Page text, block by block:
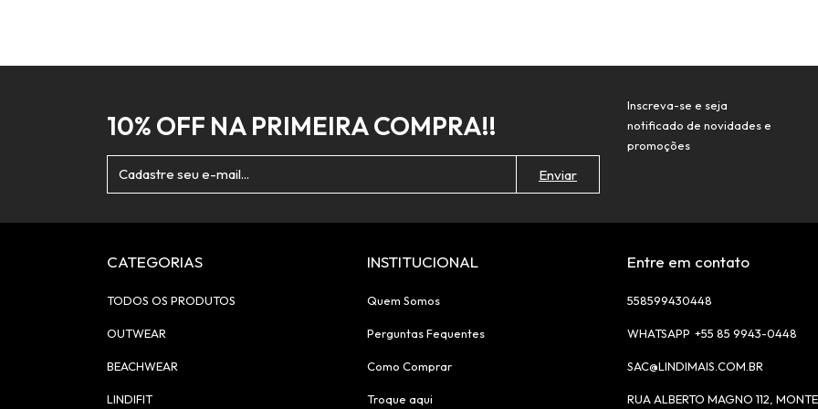
10% OFF NA PRIMEIRA COMPRA!!
Inscreva-se e seja
notificado de novidades e
promoções
CATEGORIAS
TODOS OS PRODUTOS
OUTWEAR
BEACHWEAR
LINDIFIT
INSTITUCIONAL
Quem Somos
Perguntas Fequentes
Como Comprar
Troque aqui
Entre em contato
558599430448
+55 85 9943-0448
SAC@LINDIMAIS.COM.BR
RUA ALBERTO MAGNO 112,